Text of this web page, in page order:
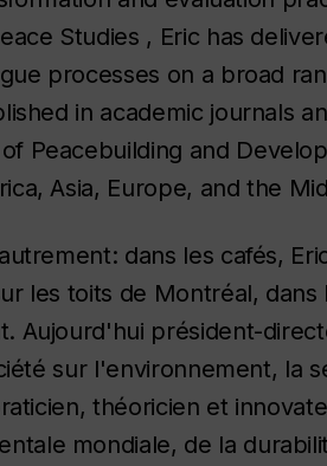
Studies , Eric has
processes on a broad
in academic journals
Peacebuilding and
Asia, Europe, and the
dans les cafés,
les toits de Montréal, dans
Aujourd'hui président-
sur l'environnement, la
théoricien et
mondiale, de la